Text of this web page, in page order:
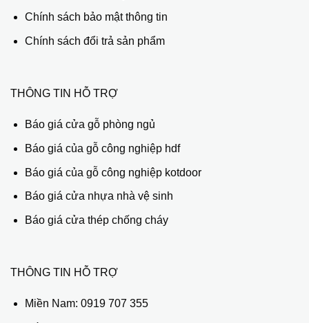
Chính sách bảo mật thông tin
Chính sách đổi trả sản phẩm
THÔNG TIN HỖ TRỢ
Báo giá cửa gỗ phòng ngủ
Báo giá của gỗ công nghiệp hdf
Báo giá của gỗ công nghiệp kotdoor
Báo giá cửa nhựa nhà vệ sinh
Báo giá cửa thép chống cháy
THÔNG TIN HỖ TRỢ
Miền Nam: 0919 707 355